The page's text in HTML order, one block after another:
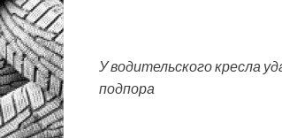
У водительского кресла
подпора